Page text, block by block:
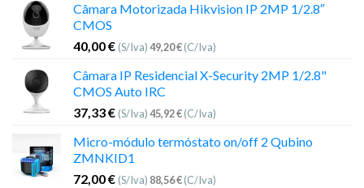
Câmara Motorizada Hikvision IP 2MP 1/2.8″
CMOS
40,00€ (S/Iva)49,20€(C/Iva)
Câmara IP Residencial X-Security 2MP 1/2.8"
CMOS Auto IRC
37,33€ (S/Iva)45,92€(C/Iva)
Micro-módulo termóstato on/off 2 Qubino
ZMNKID1
72,00€ (S/Iva) 88,56€(C/Iva)